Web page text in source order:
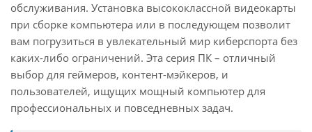
обслуживания. Установка высококлассной видеокарты
при сборке компьютера или в последующем позволит
вам погрузиться в увлекательный мир киберспорта без
каких-либо ограничений. Эта серия ПК – отличный
выбор для геймеров, контент-мэйкеров, и
пользователей, ищущих мощный компьютер для
профессиональных и повседневных задач.